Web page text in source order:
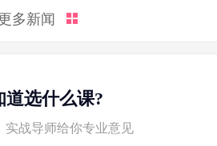
多新闻
道选什么课?
实战导师给你专业意见